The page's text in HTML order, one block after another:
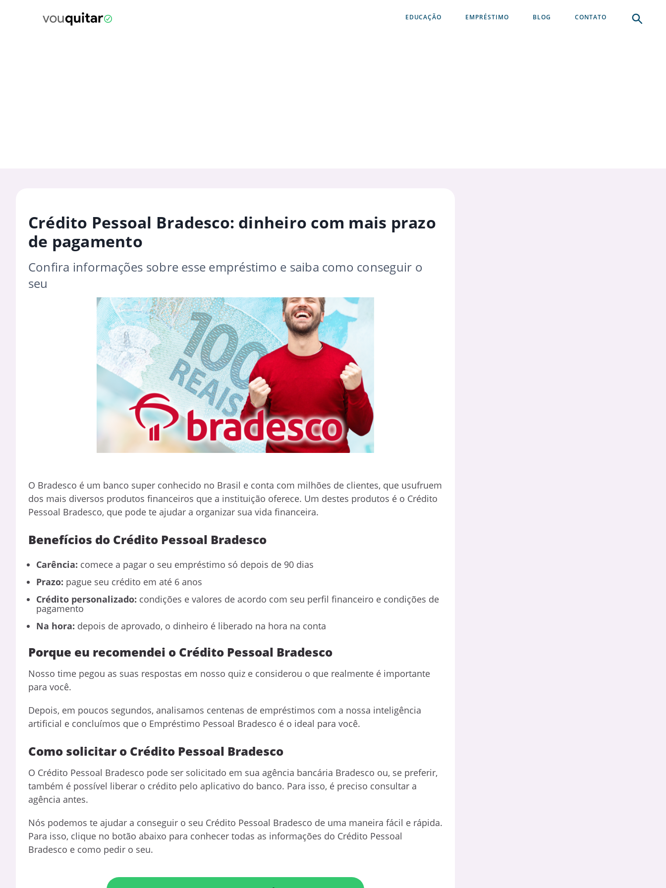
EDUCAÇÃO EMPRÉSTIMO BLOG CONTATO
Crédito Pessoal Bradesco: dinheiro com mais prazo
de pagamento
Confira informações sobre esse empréstimo e saiba como conseguir o
seu
O Bradesco é um banco super conhecido no Brasil e conta com milhões de clientes, que usufruem
dos mais diversos produtos financeiros que a instituição oferece. Um destes produtos é o Crédito
Pessoal Bradesco, que pode te ajudar a organizar sua vida financeira.
Benefícios do Crédito Pessoal Bradesco
Carência: comece a pagar o seu empréstimo só depois de 90 dias
Prazo: pague seu crédito em até 6 anos
Crédito personalizado: condições e valores de acordo com seu perfil financeiro e condições de
pagamento
Na hora: depois de aprovado, o dinheiro é liberado na hora na conta
Porque eu recomendei o Crédito Pessoal Bradesco
Nosso time pegou as suas respostas em nosso quiz e considerou o que realmente é importante
para você.
Depois, em poucos segundos, analisamos centenas de empréstimos com a nossa inteligência
artificial e concluímos que o Empréstimo Pessoal Bradesco é o ideal para você.
Como solicitar o Crédito Pessoal Bradesco
O Crédito Pessoal Bradesco pode ser solicitado em sua agência bancária Bradesco ou, se preferir,
também é possível liberar o crédito pelo aplicativo do banco. Para isso, é preciso consultar a
agência antes.
Nós podemos te ajudar a conseguir o seu Crédito Pessoal Bradesco de uma maneira fácil e rápida.
Para isso, clique no botão abaixo para conhecer todas as informações do Crédito Pessoal
Bradesco e como pedir o seu.